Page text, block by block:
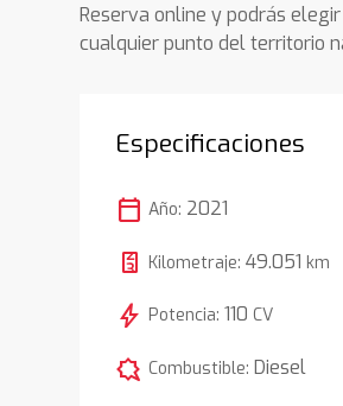
Reserva online y podrás
cualquier punto del territorio
Especificaciones
calendar_today Año: 2021
Kilometraje:49.051 km
bolt Potencia:110 CV
comic_bubble Combustible:Diesel